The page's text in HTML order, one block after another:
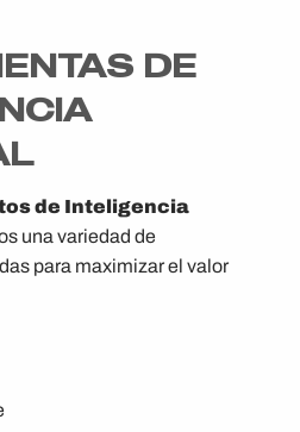
DE
de Inteligencia
una variedad de
para maximizar el valor